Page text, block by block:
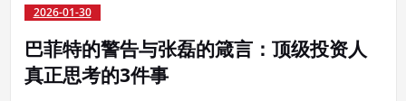
2026-01-30
巴菲特的警告与张磊的箴言：顶级投资人
真正思考的3件事